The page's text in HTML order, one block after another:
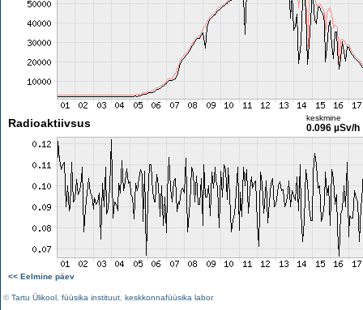
Radioaktiivsus keskmine
0.096 µSv/h
<< Eelmine päev
©Tartu Ülikool füüsika instituut keskkonnafüüsika labor